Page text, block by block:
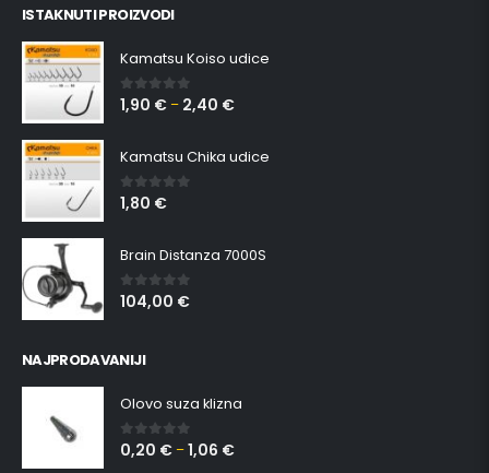
ISTAKNUTI PROIZVODI
Kamatsu Koiso udice
0 out of 5
1,90 € – 2,40 €
Kamatsu Chika udice
0 out of 5
1,80 €
Brain Distanza 7000S
0out of 5
104,00 €
NAJPRODAVANIJI
Olovo suza klizna
0 out of 5
0,20 € –1,06 €